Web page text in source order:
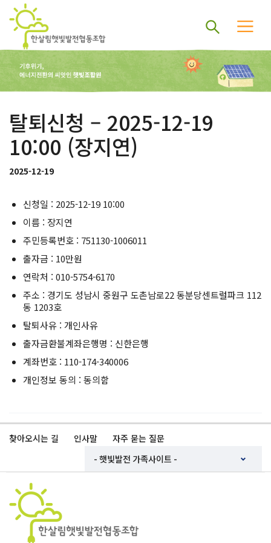
탈퇴신청 – 2025-12-19
10:00 (장지연)
2025-12-19
신청일 : 2025-12-19 10:00
이름 : 장지연
주민등록번호 : 751130-1006011
출자금 : 10만원
연락처 : 010-5754-6170
주소 : 경기도 성남시 중원구 도촌남로22 동분당센트럴파크 112
동 1203호
탈퇴사유 : 개인사유
출자금환불계좌은행명 : 신한은행
계좌번호 : 110-174-340006
개인정보 동의 : 동의함
찾아오시는 길 인사말 자주 묻는 질문